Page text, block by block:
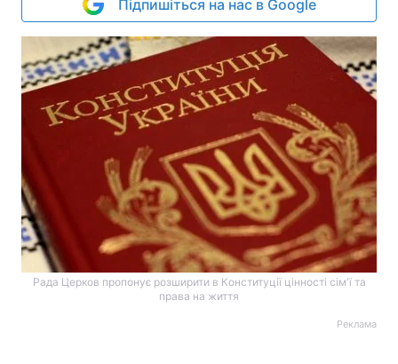
Підпишіться на нас в Google
Рада Церков пропонує розширити в Конституції цінності сім'ї та
права на життя
Реклама